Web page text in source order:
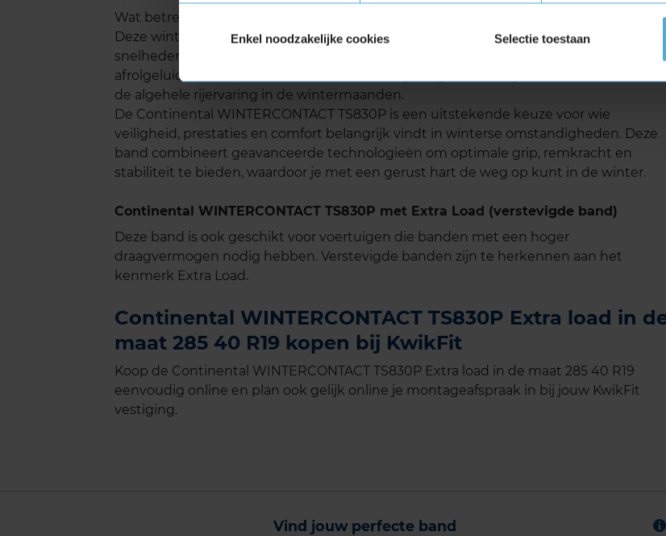
Enkel noodzakelijke cookies Selectie toestaan
Wat betreft geluid presteert de Continental WINTERCONTACT TS830P zeer goed.
Deze winterband is stil en biedt een comfortabele rijervaring, zelfs bij hogere
snelheden op de snelweg. De speciaal ontworpen profielblokken helpen het
afrolgeluid te verminderen, wat niet alleen bijdraagt aan het rijcomfort, maar ook aan
de algehele rijervaring in de wintermaanden.
De Continental WINTERCONTACT TS830P is een uitstekende keuze voor wie
veiligheid, prestaties en comfort belangrijk vindt in winterse omstandigheden. Deze
band combineert geavanceerde technologieën om optimale grip, remkracht en
stabiliteit te bieden, waardoor je met een gerust hart de weg op kunt in de winter.
Continental WINTERCONTACT TS830P met Extra Load (verstevigde band)
Deze band is ook geschikt voor voertuigen die banden met een hoger
draagvermogen nodig hebben. Verstevigde banden zijn te herkennen aan het
kenmerk Extra Load.
Continental WINTERCONTACT TS830P Extra load in
maat 285 40 R19 kopen bij KwikFit
Koop de Continental WINTERCONTACT TS830P Extra load in de maat 285 40 R19
eenvoudig online en plan ook gelijk online je montageafspraak in bij jouw KwikFit
vestiging.
Vind jouw perfecte band